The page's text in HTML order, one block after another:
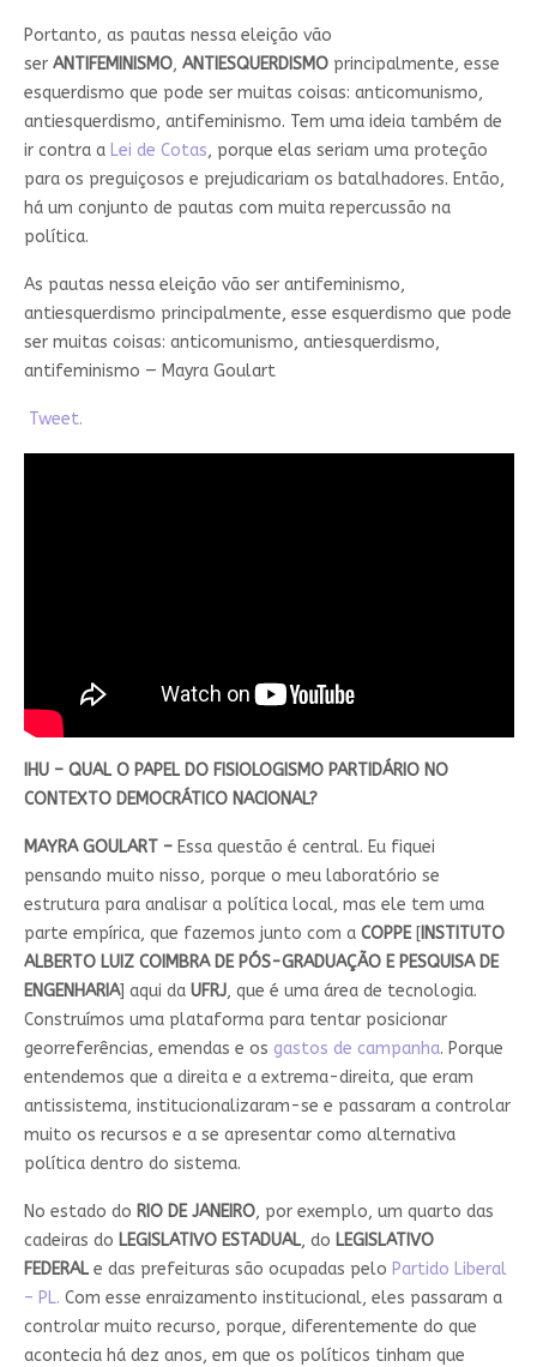
Portanto, as pautas nessa eleição vão
ser ANTIFEMINISMO, ANTIESQUERDISMOprincipalmente, esse
esquerdismo que pode ser muitas coisas: anticomunismo,
antiesquerdismo, antifeminismo. Tem uma ideia também de
ir contra a Lei de Cotas, porque elas seriam uma proteção
para os preguiçosos e prejudicariam os batalhadores. Então,
há um conjunto de pautas com muita repercussão na
política.
As pautas nessa eleição vão ser antifeminismo,
antiesquerdismo principalmente, esse esquerdismo que pode
ser muitas coisas: anticomunismo, antiesquerdismo,
antifeminismo — Mayra Goulart
Tweet.
IHU – QUAL O PAPEL DO FISIOLOGISMO PARTIDÁRIO NO
CONTEXTO DEMOCRÁTICO NACIONAL?
MAYRA GOULART –Essa questão é central. Eu fiquei
pensando muito nisso, porque o meu laboratório se
estrutura para analisar a política local, mas ele tem uma
parte empírica, que fazemos junto com a COPPE[INSTITUTO
ALBERTO LUIZ COIMBRA DE PÓS-GRADUAÇÃO E PESQUISA DE
ENGENHARIA] aqui da UFRJ, que é uma área de tecnologia.
Construímos uma plataforma para tentar posicionar
georreferências, emendas e os gastos de campanha. Porque
entendemos que a direita e a extrema-direita, que eram
antissistema, institucionalizaram-se e passaram a controlar
muito os recursos e a se apresentar como alternativa
política dentro do sistema.
No estado do RIO DE JANEIRO, por exemplo, um quarto das
cadeiras do LEGISLATIVO ESTADUAL, do LEGISLATIVO
FEDERALe das prefeituras são ocupadas pelo Partido Liberal
– PL. Com esse enraizamento institucional, eles passaram a
controlar muito recurso, porque, diferentemente do que
acontecia há dez anos, em que os políticos tinham que